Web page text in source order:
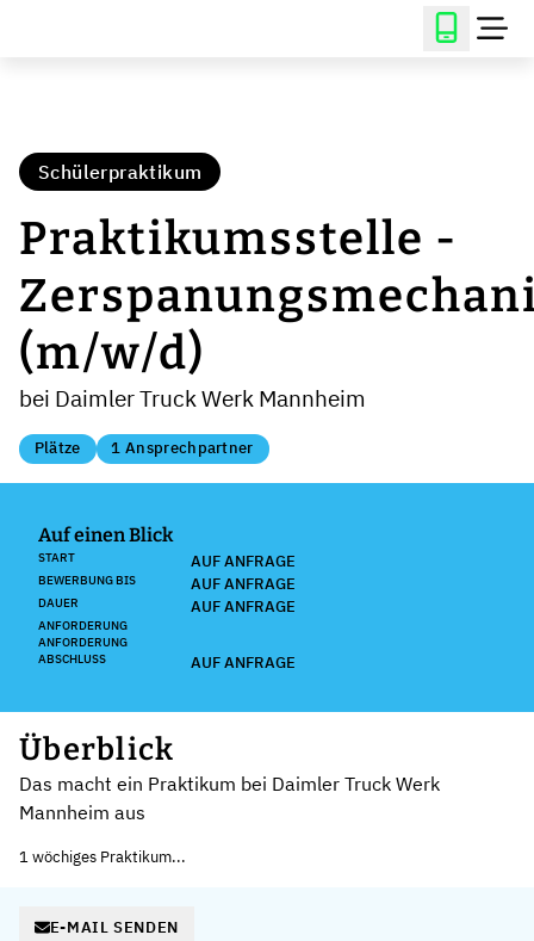
Schülerpraktikum
Praktikumsstelle -
(m/w/d)
bei Daimler Truck Werk Mannheim
Plätze 1 Ansprechpartner
Auf einen Blick
START AUF ANFRAGE
BEWERBUNG BIS AUF ANFRAGE
DAUER AUF ANFRAGE
ANFORDERUNG
ANFORDERUNG
ABSCHLUSS
AUF ANFRAGE
Überblick
Das macht ein Praktikum bei Daimler Truck Werk
Mannheim aus
1 wöchiges Praktikum...
E-MAIL SENDEN